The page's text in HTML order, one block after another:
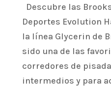
Descubre las
Deportes Evolution
la línea Glycerin de
sido una de las
corredores de
intermedios y para